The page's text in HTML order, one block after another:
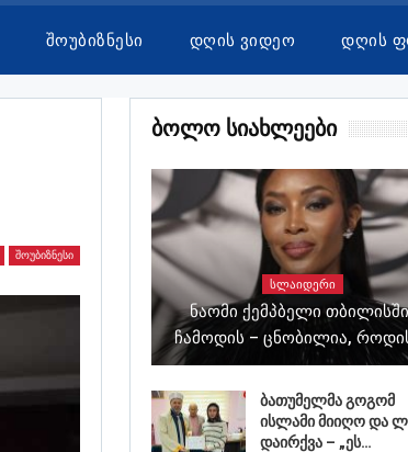
Შოუბიზნესი Დღის Ვიდეო Დღის
ᲨᲝᲣᲑᲘᲖᲜᲔᲡᲘ
Ბოლო Სიახლეები
ᲡᲚᲐᲘᲓᲔᲠᲘ
Ნაომი Ქემპბელი Თბილისში
Ჩამოდის – Ცნობილია,
ბათუმელმა გოგომ
ისლამი მიიღო და
დაირქვა – „ეს…